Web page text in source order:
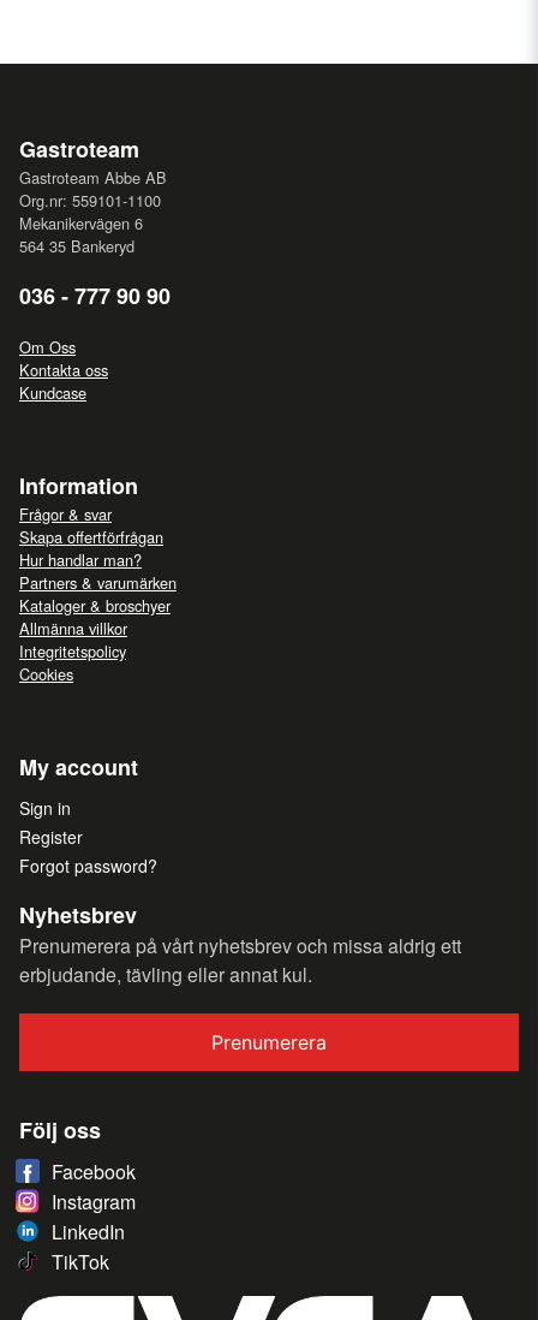
Gastroteam
Gastroteam Abbe AB
Org.nr: 559101-1100
Mekanikervägen 6
564 35 Bankeryd
036 - 777 90 90
Om Oss
Kontakta oss
Kundcase
Information
Frågor & svar
Skapa offertförfrågan
Hur handlar man?
Partners & varumärken
Kataloger & broschyer
Allmänna villkor
Integritetspolicy
Cookies
My account
Sign in
Register
Forgot password?
Nyhetsbrev
Prenumerera på vårt nyhetsbrev och missa aldrig ett
erbjudande, tävling eller annat kul.
Prenumerera
Följ oss
Facebook
Instagram
LinkedIn
TikTok